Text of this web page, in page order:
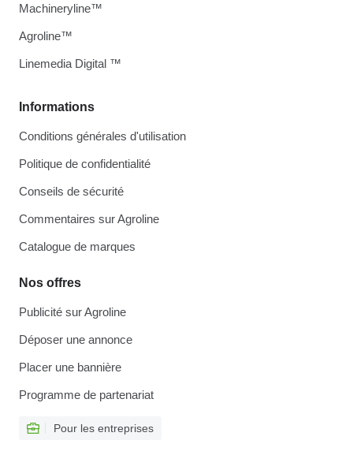
Informations
Conditions générales d'utilisation
Politique de confidentialité
Conseils de sécurité
Commentaires sur Agroline
Catalogue de marques
Nos offres
Publicité sur Agroline
Déposer une annonce
Placer une bannière
Programme de partenariat
Pour les entreprises
Machineryline™
Agroline™
Linemedia Digital ™